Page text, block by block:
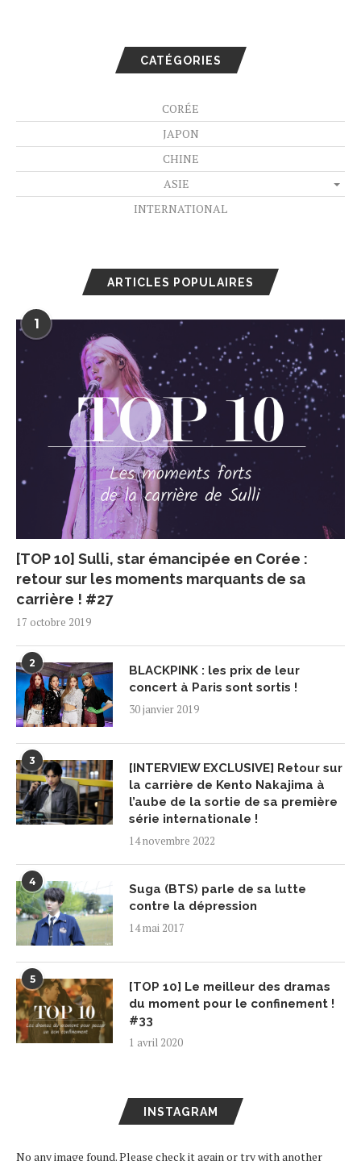
CATÉGORIES
CORÉE
JAPON
CHINE
ASIE
INTERNATIONAL
ARTICLES POPULAIRES
1
[TOP 10] Sulli, star émancipée en Corée :
retour sur les moments marquants de sa
carrière ! #27
17 octobre 2019
2
BLACKPINK : les prix de leur
concert à Paris sont sortis !
30 janvier 2019
3
[INTERVIEW EXCLUSIVE] Retour sur
la carrière de Kento Nakajima à
l’aube de la sortie de sa première
série internationale !
14 novembre 2022
4
Suga (BTS) parle de sa lutte
contre la dépression
14 mai 2017
5
[TOP 10] Le meilleur des dramas
du moment pour le confinement !
#33
1 avril 2020
INSTAGRAM
No any image found. Please check it again or try with another